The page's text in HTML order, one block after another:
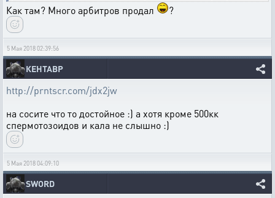
Как там? Много арбитров продал
?
5 Мая 2018 02:39:56
КЕНТАВР
http://prntscr.com/jdx2jw
на сосите что то достойное :) а хотя кроме 500кк
спермотозоидов и кала не слышно :)
5 Мая 2018 04:09:10
SWORD